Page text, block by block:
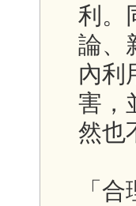
利。
論、
內利
害，
然也
「